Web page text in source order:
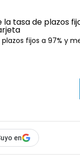
fijos a 97% y
en